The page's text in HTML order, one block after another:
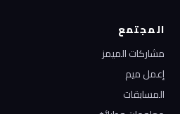
المجتمع
مشاركات الميمز
إعمل ميم
المسابقات